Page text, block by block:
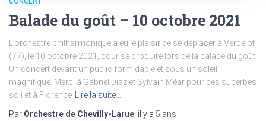
Balade du goût – 10 octobre 2021
L’orchestre philharmonique a eu le plaisir de se déplacer à Verdelot
(77), le 10 octobre 2021, pour se produire lors de la balade du goût!
Un concert devant un public formidable et sous un soleil
magnifique. Merci à Gabriel Diaz et Sylvain Méar pour ces superbes
soli et à Florence Lire la suite…
Par Orchestre de Chevilly-Larue, il y a 5 ans